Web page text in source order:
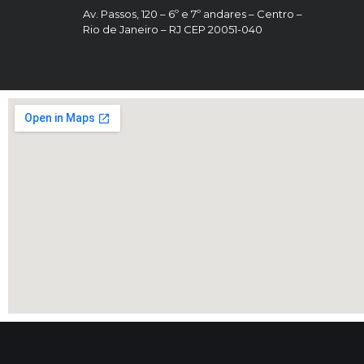
Av. Passos, 120 – 6º e 7º andares – Centro –
Rio de Janeiro – RJ CEP 20051-040